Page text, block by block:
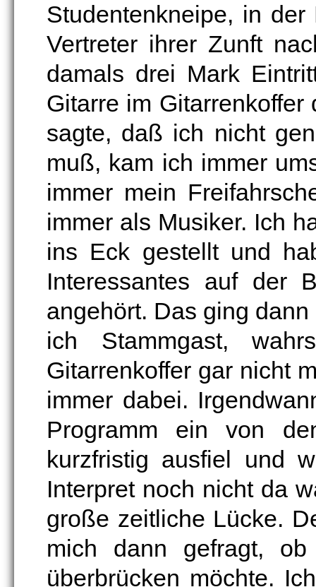
Studentenkneipe, in
Vertreter ihrer Zunft
damals drei Mark
Gitarre im
sagte, daß ich nicht
muß, kam ich immer
immer mein
immer als Musiker. Ich
ins Eck gestellt und
Interessantes auf der
angehört. Das ging
ich Stammgast,
Gitarrenkoffer gar nicht
immer dabei.
Programm ein von
kurzfristig ausfiel und
Interpret noch nicht da
große zeitliche Lücke.
mich dann gefragt,
überbrücken möchte.